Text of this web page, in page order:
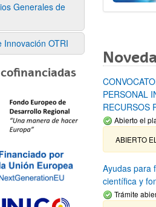
Generales de
Innovación OTRI
PERSONAL
RECURSOS
Abierto el
ABIERTO
Ayudas para
científica y
Trámite